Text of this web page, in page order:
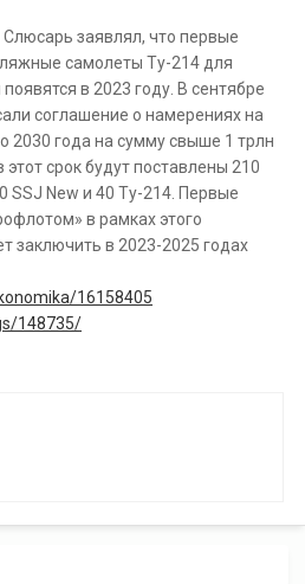
заявлял, что первые
самолеты Ту-214 для
в 2023 году. В сентябре
соглашение о намерениях на
2030 года на сумму свыше 1 трлн
этот срок будут поставлены 210
SSJ New и 40 Ту-214. Первые
в рамках этого
заключить в 2023-2025 годах
16158405
148735/